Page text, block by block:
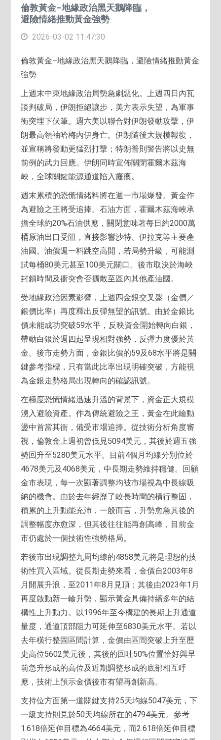
倫敦黃金–地緣政治黑天鵝降臨，
避險情緒推動黃金強勢
2026-03-02 11:47:30
倫敦黃金–地緣政治黑天鵝降臨，避險情緒推動黃金
強勢
上週末中東地緣政治局勢急劇惡化。上週四日內瓦
談判破局，伊朗拒絕讓步，美方表示失望，為軍事
衝突埋下伏筆。週六美以聯合對伊朗發動攻擊，伊
朗最高領袖哈梅內伊身亡。伊朗隨後大規模報復，
並宣稱將發動更猛烈打擊；特朗普則警告將以史無
前例的武力回應。伊朗同時宣佈關閉霍爾木茲海
峽，全球關鍵能源通道陷入癱瘓。
週末累積的恐慌情緒料將在週一市場爆發。黃金作
為避險之王將受追捧。石油方面，霍爾木茲海峽承
擔全球約20%石油供應，關閉意味著每日約2000萬
桶原油出口受阻，直接影響沙特、伊拉克等主要產
油國。油價週一料跳空高開，若局勢升級，可能測
試每桶80美元甚至100美元關口。後市取決於海峽
封鎖時間及衝突會否擴散至區內其他產油國。
受地緣政治因素影響，上週四金銀交叉盤（金價／
銀價比率）再度釋出反彈無望的訊號。由於金銀比
價未能成功突破59水平，反映資金開始轉向白銀，
帶動白銀於週四起呈現相對強勢，反彈力度優於黃
金。後市走勢方面，金銀比價的59及68水平將是關
鍵參考指標，只有當此比率出現明確突破，方能視
為金銀走勢格局出現轉向的確認訊號。
在極度恐慌情緒迅速升溫的背景下，資金正大規模
湧入避險資產。作為傳統避險之王，黃金在此輪動
盪中首當其衝，備受市場追捧。從技術分析角度審
視，倫敦金上週初曾低見5094美元，其後於週五強
勢回升至5280美元水平。目前4個月均線分別位於
4678美元及4068美元，中長期走勢維持穩健。回顧
金市表現，每一次顯著調整均被市場視為中長線吸
納的機會。由於去年經歷了較長時間的橫行整固，
積累的上升動能充沛，一般而言，升勢愈急其後的
調整幅度亦愈深，但其後往往能再創高峰，目前金
市仍處於一個技術性強勢格局。
若後市出現調整九周均線的4858美元將是理想的技
術性買入區域。從長期走勢來看，金價自2003年8
月開展升浪，至2011年8月見頂；其後由2023年1月
再度啟動新一輪升勢，顯示黃金具備持續多年的結
構性上升動力。以1996年至今構建的長期上升通道
量度，通道頂部阻力可延伸至6830美元水平。若以
去年橫行整固區間計算，金價由區間突破上升至歷
史高位5602美元後，其後的回吐50%位置恰好與早
前急升形成的高位及近期調整形成的底部相互呼
應，技術上預示金價後市有望再創新高。
支持位方面第一道關鍵支持25天均線5047美元，下
一級支持則見於50天均線所在的4794美元。參考
1.618倍延伸目標為4664美元，而2.618倍延伸目標